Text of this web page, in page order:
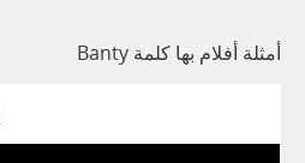
أمثلة أفلام بها كلمة Banty